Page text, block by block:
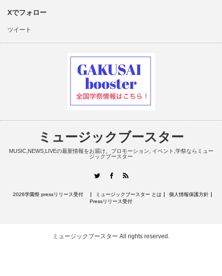
Xでフォロー
ツイート
ミュージックブースター
MUSIC,NEWS,LIVEの最新情報をお届け、プロモーション, イベント,学祭ならミュー
ジックブースター
TwitterFacebook
2026学園祭 pressリリース受付 ミュージックブースター とは
個人情報保護方針
Pressリリース受付
ミュージックブースター All rights reserved.